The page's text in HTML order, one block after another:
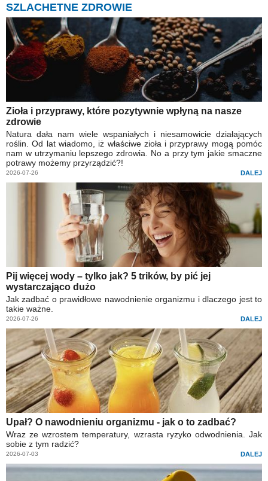
SZLACHETNE ZDROWIE
Zioła i przyprawy, które pozytywnie wpłyną na nasze
zdrowie
Natura dała nam wiele wspaniałych i niesamowicie działających
roślin. Od lat wiadomo, iż właściwe zioła i przyprawy mogą pomóc
nam w utrzymaniu lepszego zdrowia. No a przy tym jakie smaczne
potrawy możemy przyrządzić?!
2026-07-26 DALEJ
Pij więcej wody – tylko jak? 5 trików, by pić jej
wystarczająco dużo
Jak zadbać o prawidłowe nawodnienie organizmu i dlaczego jest to
takie ważne.
2026-07-26 DALEJ
Upał? O nawodnieniu organizmu - jak o to zadbać?
Wraz ze wzrostem temperatury, wzrasta ryzyko odwodnienia. Jak
sobie z tym radzić?
2026-07-03 DALEJ